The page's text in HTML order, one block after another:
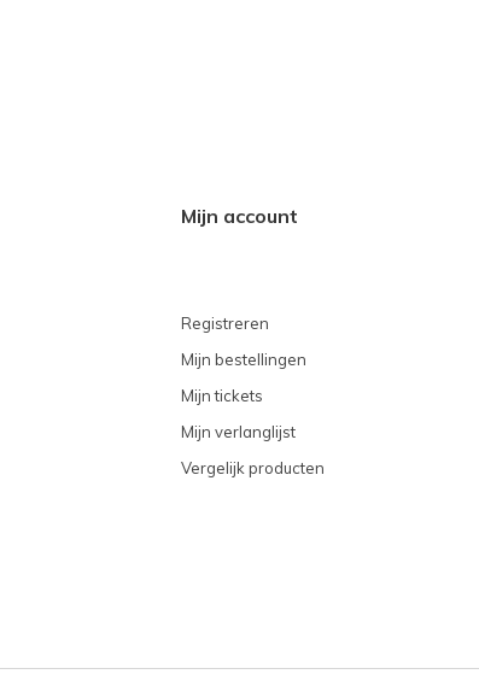
Mijn account
Registreren
Mijn bestellingen
Mijn tickets
Mijn verlanglijst
Vergelijk producten